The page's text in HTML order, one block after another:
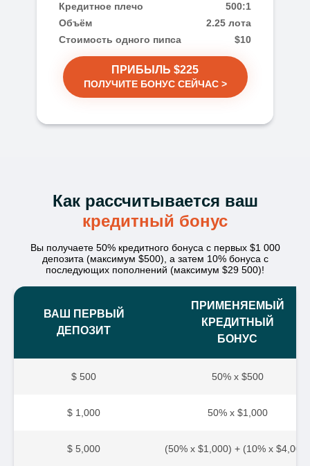
Кредитное плечо
500:1
Объём
2.25 лота
Стоимость одного пипса
$10
ПРИБЫЛЬ $225
ПОЛУЧИТЕ БОНУС СЕЙЧАС >
Как рассчитывается ваш
кредитный бонус
Вы получаете 50% кредитного бонуса с первых $1 000
депозита (максимум $500), а затем 10% бонуса с
последующих пополнений (максимум $29 500)!
ВАШ ПЕРВЫЙ
ДЕПОЗИТ
ПРИМЕНЯЕМЫЙ
КРЕДИТНЫЙ
БОНУС
$ 500 50% x $500
$ 1,000 50% x $1,000
$ 5,000 (50% x $1,000) + (10% x $4,000)